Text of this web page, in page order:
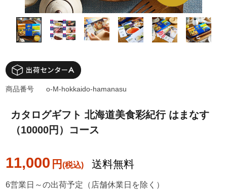
カタログギフト 北海道美食彩紀行 はまなす
（10000円）コース
11,000 円 送料無料
商品番号 o-M-hokkaido-hamanasu
6営業日～の出荷予定（店舗休業日を除く）